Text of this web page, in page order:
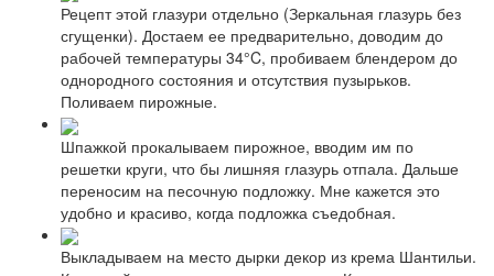
Рецепт этой глазури отдельно (Зеркальная глазурь без
сгущенки). Достаем ее предварительно, доводим до
рабочей температуры 34°C, пробиваем блендером до
однородного состояния и отсутствия пузырьков.
Поливаем пирожные.
Шпажкой прокалываем пирожное, вводим им по
решетки круги, что бы лишняя глазурь отпала. Дальше
переносим на песочную подложку. Мне кажется это
удобно и красиво, когда подложка съедобная.
Выкладываем на место дырки декор из крема Шантильи.